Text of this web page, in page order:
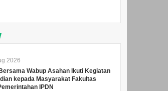
2026
Wabup Asahan Ikuti Kegiatan
kepada Masyarakat Fakultas
IPDN